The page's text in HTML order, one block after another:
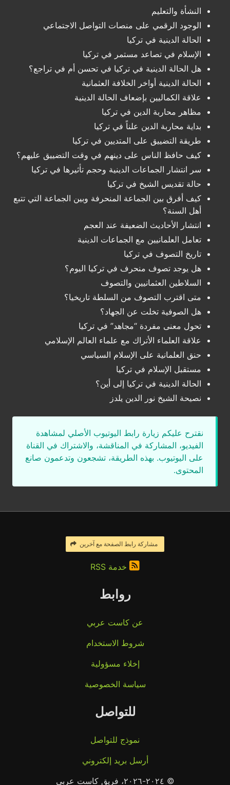
النشأة والتعليم
الوجود الرقمي على منصات التواصل الاجتماعي
الحالة الدينية في تركيا
الإسلام في تصاعد مستمر في تركيا
هل الحالة الدينية في تركيا في تحسن أم في تراجع؟
الحالة الدينية أواخر الخلافة العثمانية
علاقة الكماليين بإضعاف الحالة الدينية
مظاهر محاربة الدين في تركيا
بداية محاربة الدين علناً في تركيا
طريقة التضييق على المتديين في تركيا
كيف حافظ الناس على دينهم في وقت التضييق عليهم؟
سر انتشار الجماعات الدينية وحجم تأثيرها في تركيا
حالة تقديس الشيخ في تركيا
كيف أفرق بين الجماعة المنحرفة وبين الجماعة التي تتبع
أهل السنة؟
انتشار الأحاديث الضعيفة عند العجم
تعامل العلمانيين مع الجماعات الدينية
تاريخ التصوف في تركيا
هل يوجد تصوف منحرف في تركيا اليوم؟
السلاطين العثمانيين والتصوف
متى اقترب التصوف من السلطة تاريخيا؟
هل الصوفية تخلت عن الجهاد؟
تحول معنى مفردة “مجاهد” في تركيا
علاقة العلماء الأتراك مع علماء العالم الإسلامي
حنق العلمانية على الإسلام السياسي
مستقبل الإسلام في تركيا
الحالة الدينية في تركيا إلى أين؟
نصيحة الشيخ نور الدين يلدز
نقترح عليكم زيارة رابط اليوتيوب الأصلي لمشاهدة
الفيديو، المشاركة في المناقشة، والاشتراك في القناة
على اليوتيوب. بهذه الطريقة، تشجعون وتدعمون صانع
المحتوى.
مشاركة رابط الصفحة مع آخرين
خدمة RSS
روابط
عن كاست عربي
شروط الاستخدام
إخلاء مسؤولية
سياسة الخصوصية
للتواصل
نموذج للتواصل
أرسل بريد إلكتروني
© ٢٠٢٤-٢٠٢٦، فريق كاست عربي